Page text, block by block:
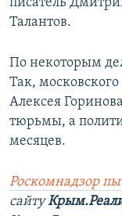
Талантов.
По некоторым
Так,
Алексея
тюрьмы, а
месяцев.
Роскомнадзор
сайту